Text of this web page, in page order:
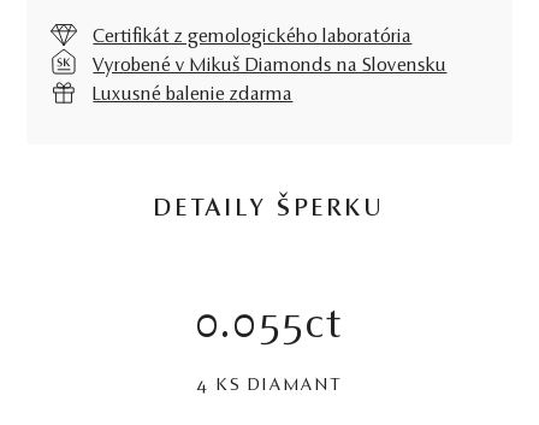
Certifikát z gemologického laboratória
Vyrobené v Mikuš Diamonds na Slovensku
Luxusné balenie zdarma
DETAILY ŠPERKU
0.055ct
4 KS DIAMANT